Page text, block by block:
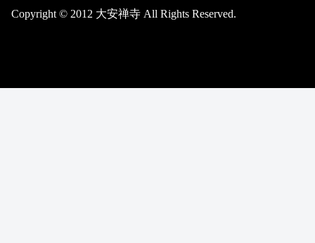
Copyright © 2012 大安禅寺 All Rights Reserved.